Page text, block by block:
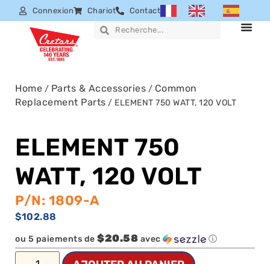
Connexion Chariot Contact
Home / Parts & Accessories / Common
Replacement Parts / ELEMENT 750 WATT, 120 VOLT
ELEMENT 750
WATT, 120 VOLT
P/N: 1809-A
$102.88
ou 5 paiements de $20.58 avec ⓘ